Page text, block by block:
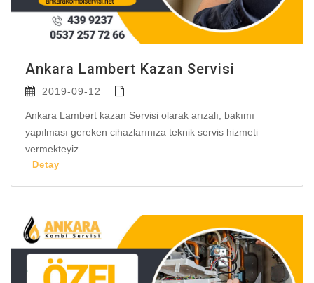
Ankara Lambert Kazan Servisi
2019-09-12
Ankara Lambert kazan Servisi olarak arızalı, bakımı
yapılması gereken cihazlarınıza teknik servis hizmeti
vermekteyiz.
Detay